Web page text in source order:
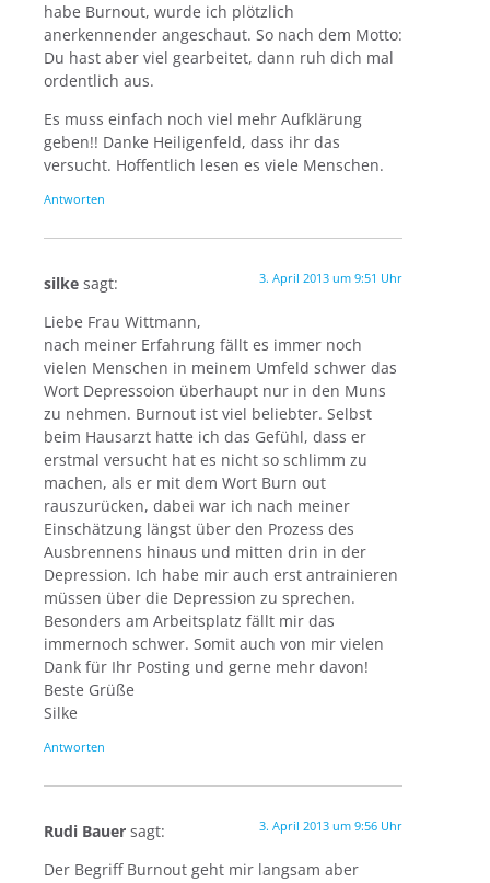
habe Burnout, wurde ich plötzlich
anerkennender angeschaut. So nach dem Motto:
Du hast aber viel gearbeitet, dann ruh dich mal
ordentlich aus.
Es muss einfach noch viel mehr Aufklärung
geben!! Danke Heiligenfeld, dass ihr das
versucht. Hoffentlich lesen es viele Menschen.
Antworten
silke sagt: 3. April 2013 um 9:51 Uhr
Liebe Frau Wittmann,
nach meiner Erfahrung fällt es immer noch
vielen Menschen in meinem Umfeld schwer das
Wort Depressoion überhaupt nur in den Muns
zu nehmen. Burnout ist viel beliebter. Selbst
beim Hausarzt hatte ich das Gefühl, dass er
erstmal versucht hat es nicht so schlimm zu
machen, als er mit dem Wort Burn out
rauszurücken, dabei war ich nach meiner
Einschätzung längst über den Prozess des
Ausbrennens hinaus und mitten drin in der
Depression. Ich habe mir auch erst antrainieren
müssen über die Depression zu sprechen.
Besonders am Arbeitsplatz fällt mir das
immernoch schwer. Somit auch von mir vielen
Dank für Ihr Posting und gerne mehr davon!
Beste Grüße
Silke
Antworten
Rudi Bauer sagt: 3. April 2013 um 9:56 Uhr
Der Begriff Burnout geht mir langsam aber